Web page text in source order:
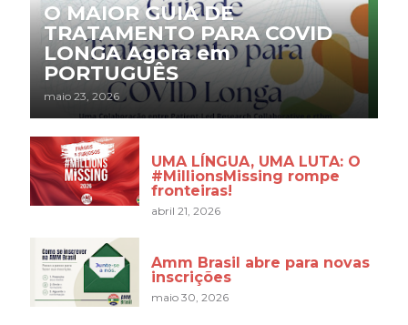
O MAIOR GUIA DE
TRATAMENTO PARA COVID
LONGA Agora em
PORTUGUÊS
maio 23, 2026
UMA LÍNGUA, UMA LUTA: O
#MillionsMissing rompe
fronteiras!
abril 21, 2026
Amm Brasil abre para novas
inscrições
maio 30, 2026